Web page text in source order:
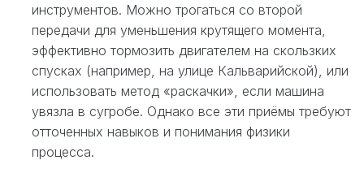
инструментов. Можно трогаться со второй
передачи для уменьшения крутящего момента,
эффективно тормозить двигателем на скользких
спусках (например, на улице Кальварийской), или
использовать метод «раскачки», если машина
увязла в сугробе. Однако все эти приёмы требуют
отточенных навыков и понимания физики
процесса.